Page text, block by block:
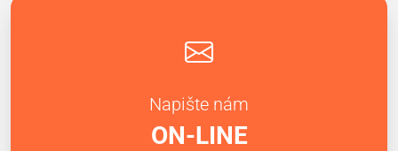
Napište nám
ON-LINE